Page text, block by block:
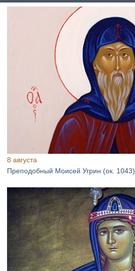
8 августа
Преподобный Моисей Угрин (ок. 1043)